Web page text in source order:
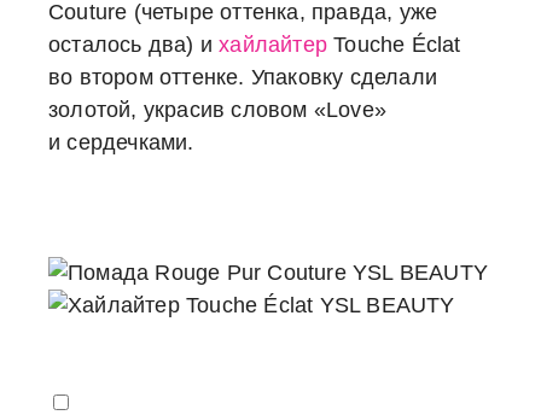
Couture (четыре оттенка, правда, уже
осталось два) и хайлайтер Touche Éclat
во втором оттенке. Упаковку сделали
золотой, украсив словом «Love»
и сердечками.